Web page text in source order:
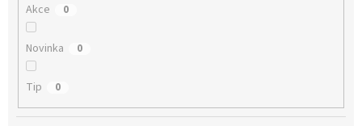
Akce 0
Novinka 0
Tip 0